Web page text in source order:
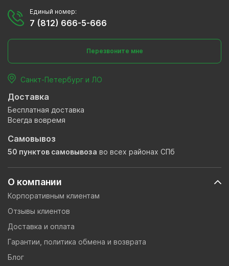
О компании
Корпоративным клиентам
Отзывы клиентов
Доставка и оплата
Гарантии, политика обмена и возврата
Блог
Единый номер:
7 (812) 666-5-666
Перезвоните мне
Санкт-Петербург и ЛО
Доставка
Бесплатная доставка
Всегда вовремя
Самовывоз
50 пунктов самовывоза во всех районах СПб